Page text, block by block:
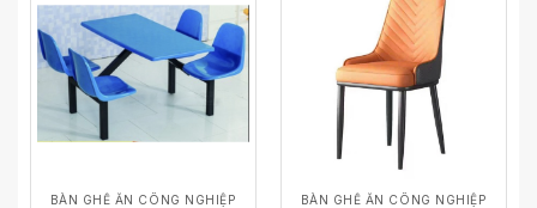
BÀN GHẾ ĂN CÔNG NGHIỆP BÀN GHẾ ĂN CÔNG NGHIỆP